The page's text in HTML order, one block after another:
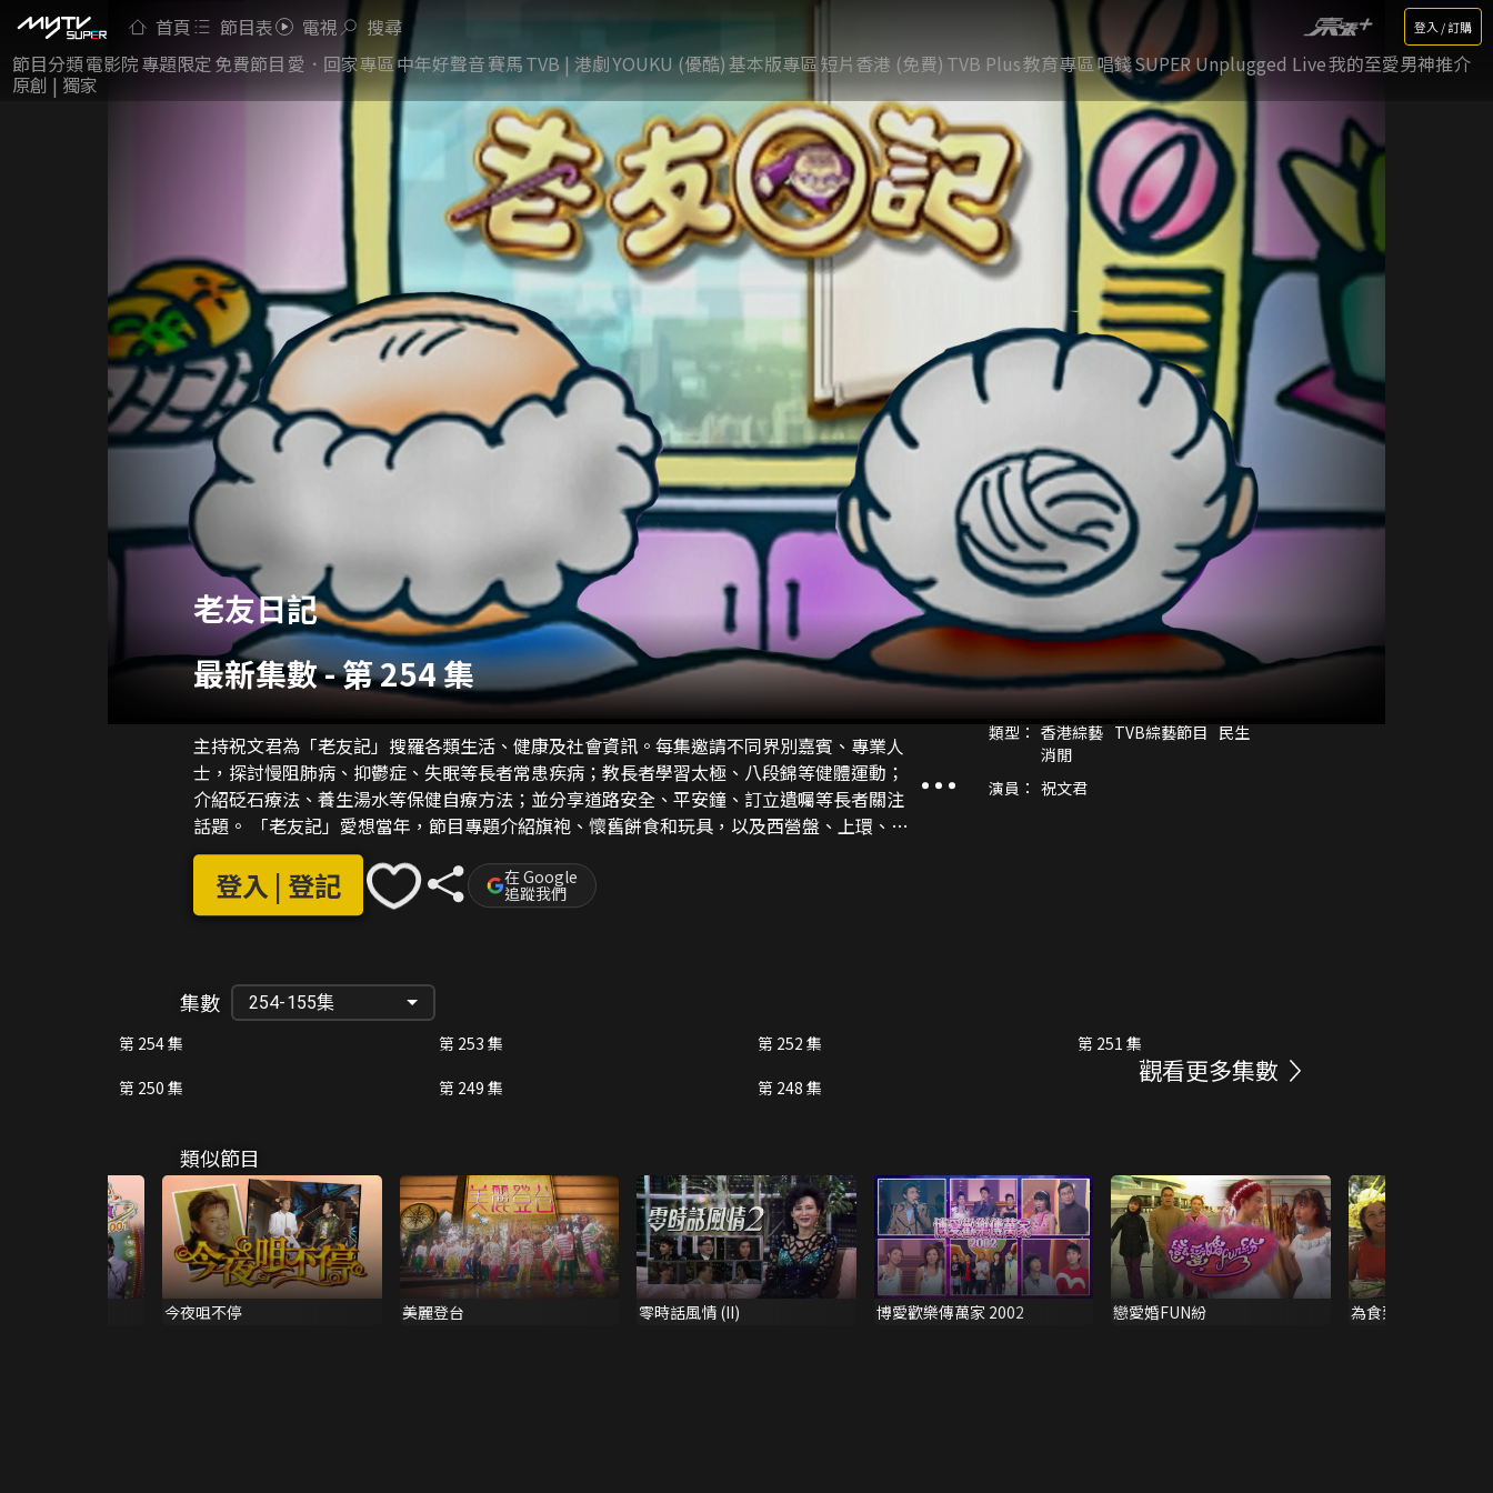
首頁 節目表 電視 搜尋 登入 / 訂購
節目分類電影院專題限定 免費節目 愛．回家專區中年好聲音賽馬TVB | 港劇YOUKU (優酷)基本版專區短片香港 (免費) TVB Plus教育專區唱錢SUPER Unplugged Live我的至愛男神推介
原創 | 獨家
老友日記
最新集數-第 254 集
主持祝文君為「老友記」搜羅各類生活、健康及社會資訊。每集邀請不同界別嘉賓、專業人
士，探討慢阻肺病、抑鬱症、失眠等長者常患疾病；教長者學習太極、八段錦等健體運動；
介紹砭石療法、養生湯水等保健自療方法；並分享道路安全、平安鐘、訂立遺囑等長者關注
話題。 「老友記」愛想當年，節目專題介紹旗袍、懷舊餅食和玩具，以及西營盤、上環、旺
角等各區街道掌故故事；並特設「生活萬花筒」環節，叮囑老人家注意日常生活細節。
登入 | 登記 在 Google
追蹤我們
類型： 香港綜藝 TVB綜藝節目 民生
消閒
演員： 祝文君
集數 254-155集
第 254 集 第 253 集 第 252 集
第 251 集
第 250 集
第 249 集 第 248 集
觀看更多集數
類似節目
今夜咀不停 美麗登台 零時話風情 (II) 博愛歡樂傳萬家 2002 戀愛婚FUN紛 為食到關島